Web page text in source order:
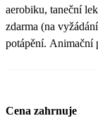
aerobiku, taneční
zdarma (na
potápění. Animační
Cena zahrnuje